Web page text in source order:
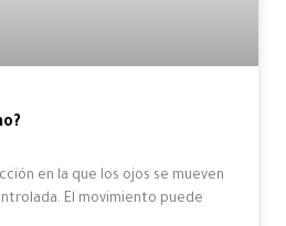
en la que los ojos se mueven
El movimiento puede